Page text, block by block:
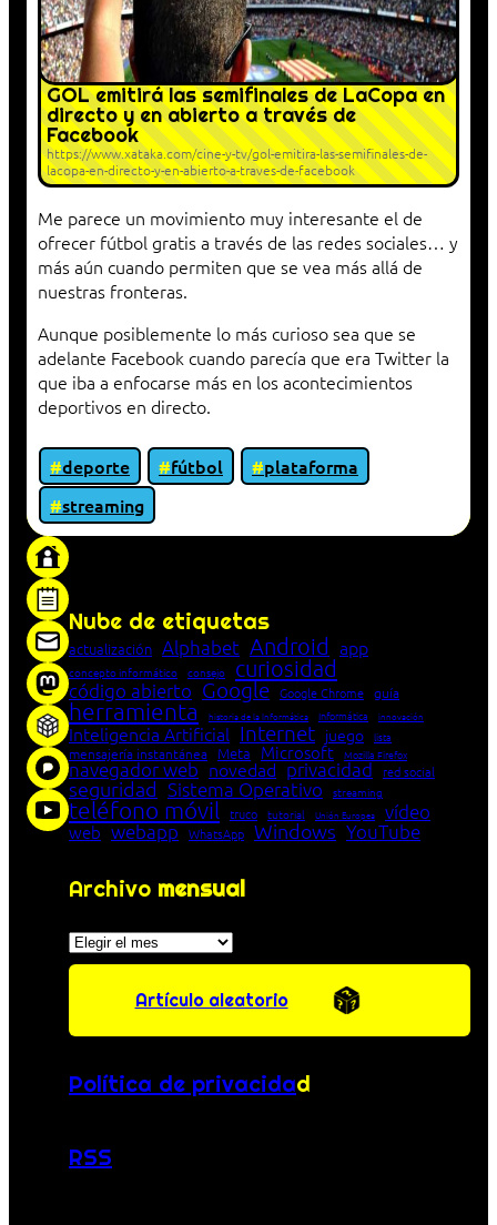
GOL emitirá las semifinales de LaCopa en
directo y en abierto a través de
Facebook
https://www.xataka.com/cine-y-tv/gol-emitira-las-semifinales-de-
lacopa-en-directo-y-en-abierto-a-traves-de-facebook
Me parece un movimiento muy interesante el de
ofrecer fútbol gratis a través de las redes sociales… y
más aún cuando permiten que se vea más allá de
nuestras fronteras.
Aunque posiblemente lo más curioso sea que se
adelante Facebook cuando parecía que era Twitter la
que iba a enfocarse más en los acontecimientos
deportivos en directo.
deporte fútbol
plataforma
streaming
Nube de etiquetas
actualización Alphabet Android app
concepto informático consejo curiosidad
código abierto Google Google Chrome guía
herramienta historia de la Informática Informática innovación
Inteligencia Artificial Internet juego lista
mensajería instantánea Meta Microsoft Mozilla Firefox
navegador web novedad privacidad red social
seguridad Sistema Operativo streaming
teléfono móvil truco tutorial Unión Europea vídeo
web webapp WhatsApp Windows YouTube
Archivo mensual
Archivos
Artículo aleatorio
Política de privacidad
RSS